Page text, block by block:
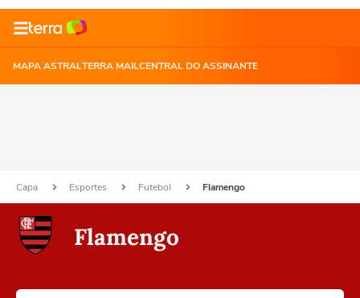
MAPA ASTRALTERRA MAILCENTRAL DO ASSINANTE
Capa Esportes Futebol Flamengo
Flamengo